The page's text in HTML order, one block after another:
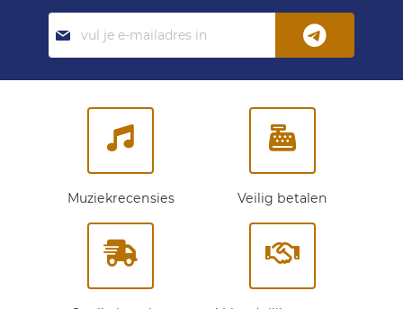
je
op
Muziekrecensies Veilig betalen